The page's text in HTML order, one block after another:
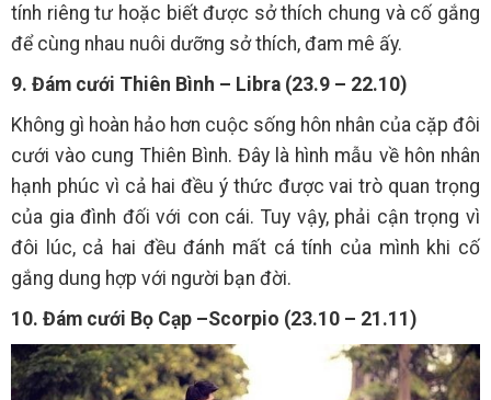
tính riêng tư hoặc biết được sở thích chung và cố gắng
để cùng nhau nuôi dưỡng sở thích, đam mê ấy.
9. Đám cưới Thiên Bình – Libra (23.9 – 22.10)
Không gì hoàn hảo hơn cuộc sống hôn nhân của cặp đôi
cưới vào cung Thiên Bình. Đây là hình mẫu về hôn nhân
hạnh phúc vì cả hai đều ý thức được vai trò quan trọng
của gia đình đối với con cái. Tuy vậy, phải cận trọng vì
đôi lúc, cả hai đều đánh mất cá tính của mình khi cố
gắng dung hợp với người bạn đời.
10. Đám cưới Bọ Cạp –Scorpio (23.10 – 21.11)